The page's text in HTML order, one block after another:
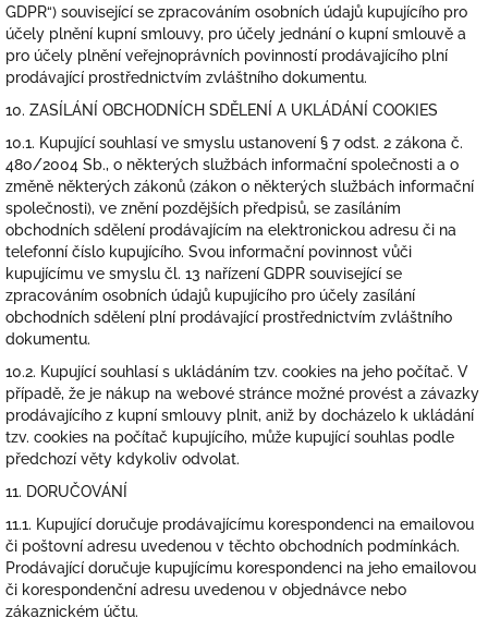
GDPR“) související se zpracováním osobních údajů kupujícího pro
účely plnění kupní smlouvy, pro účely jednání o kupní smlouvě a
pro účely plnění veřejnoprávních povinností prodávajícího plní
prodávající prostřednictvím zvláštního dokumentu.
10. ZASÍLÁNÍ OBCHODNÍCH SDĚLENÍ A UKLÁDÁNÍ COOKIES
10.1. Kupující souhlasí ve smyslu ustanovení § 7 odst. 2 zákona č.
480/2004 Sb., o některých službách informační společnosti a o
změně některých zákonů (zákon o některých službách informační
společnosti), ve znění pozdějších předpisů, se zasíláním
obchodních sdělení prodávajícím na elektronickou adresu či na
telefonní číslo kupujícího. Svou informační povinnost vůči
kupujícímu ve smyslu čl. 13 nařízení GDPR související se
zpracováním osobních údajů kupujícího pro účely zasílání
obchodních sdělení plní prodávající prostřednictvím zvláštního
dokumentu.
10.2. Kupující souhlasí s ukládáním tzv. cookies na jeho počítač. V
případě, že je nákup na webové stránce možné provést a závazky
prodávajícího z kupní smlouvy plnit, aniž by docházelo k ukládání
tzv. cookies na počítač kupujícího, může kupující souhlas podle
předchozí věty kdykoliv odvolat.
11. DORUČOVÁNÍ
11.1. Kupující doručuje prodávajícímu korespondenci na emailovou
či poštovní adresu uvedenou v těchto obchodních podmínkách.
Prodávající doručuje kupujícímu korespondenci na jeho emailovou
či korespondenční adresu uvedenou v objednávce nebo
zákaznickém účtu.